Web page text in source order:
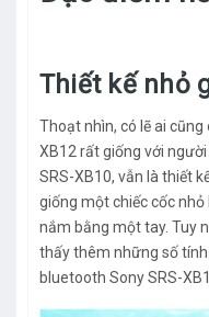
Thiết kế nhỏ
Thoạt nhìn, có lẽ ai
XB12 rất giống với
SRS-XB10, vẫn là thiết
giống một chiếc cốc
nắm bằng một tay. Tuy
thấy thêm những số
bluetooth Sony SRS-